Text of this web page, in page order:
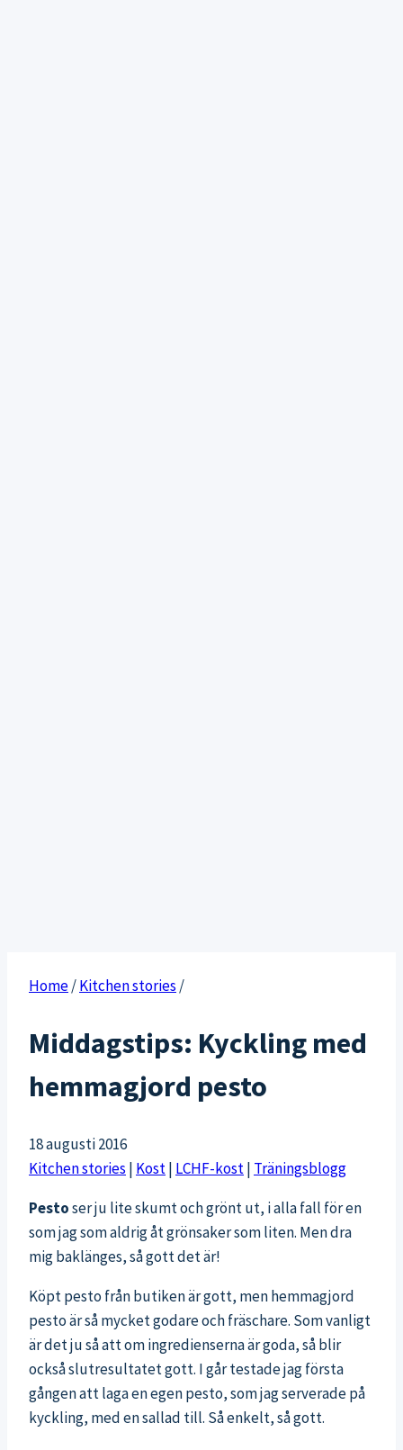
Home/Kitchen stories /
Middagstips: Kyckling med
hemmagjord pesto
18 augusti 2016
Kitchen stories | Kost| LCHF-kost| Träningsblogg
Pestoser ju lite skumt och grönt ut, i alla fall för en
som jag som aldrig åt grönsaker som liten. Men dra
mig baklänges, så gott det är!
Köpt pesto från butiken är gott, men hemmagjord
pesto är så mycket godare och fräschare. Som vanligt
är det ju så att om ingredienserna är goda, så blir
också slutresultatet gott. I går testade jag första
gången att laga en egen pesto, som jag serverade på
kyckling, med en sallad till. Så enkelt, så gott.